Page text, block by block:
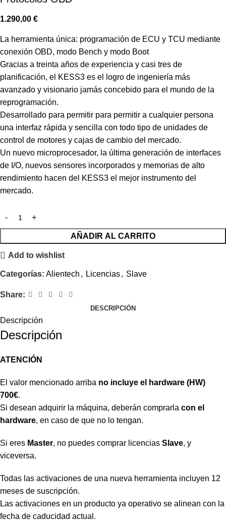
1.290,00 €
La herramienta única: programación de ECU y TCU mediante
conexión OBD, modo Bench y modo Boot
Gracias a treinta años de experiencia y casi tres de
planificación, el KESS3 es el logro de ingeniería más
avanzado y visionario jamás concebido para el mundo de la
reprogramación.
Desarrollado para permitir para permitir a cualquier persona
una interfaz rápida y sencilla con todo tipo de unidades de
control de motores y cajas de cambio del mercado.
Un nuevo microprocesador, la última generación de interfaces
de I/O, nuevos sensores incorporados y memorias de alto
rendimiento hacen del KESS3 el mejor instrumento del
mercado.
AÑADIR AL CARRITO
Add to wishlist
Categorías: Alientech , Licencias, Slave
Share:
DESCRIPCIÓN
Descripción
Descripción
ATENCIÓN
El valor mencionado arriba no incluye el hardware (HW)
700€.
Si desean adquirir la máquina, deberán comprarla con el
hardware, en caso de que no lo tengan.
Si eres Master, no puedes comprar licencias Slave, y
viceversa.
Todas las activaciones de una nueva herramienta incluyen 12
meses de suscripción.
Las activaciones en un producto ya operativo se alinean con la
fecha de caducidad actual.